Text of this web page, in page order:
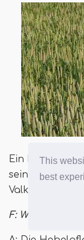
This
best
Ein Hirselfeld
sein, die man
Valke
F: Wofür wird